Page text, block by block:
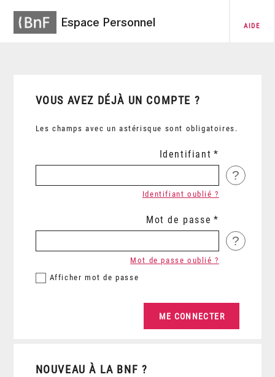
Espace Personnel AIDE
VOUS AVEZ DÉJÀ UN COMPTE ?
Les champs avec un astérisque sont obligatoires.
Identifiant
?
Identifiant oublié ?
Mot de passe
?
Afficher mot de passe
Mot de passe oublié ?
NOUVEAU À LA BNF ?